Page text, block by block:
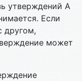
утверждений А
Если
другом,
может